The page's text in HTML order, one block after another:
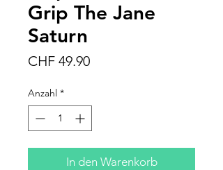
Grip The Jane
Saturn
CHF 49.90Preis
Anzahl *
In den Warenkorb